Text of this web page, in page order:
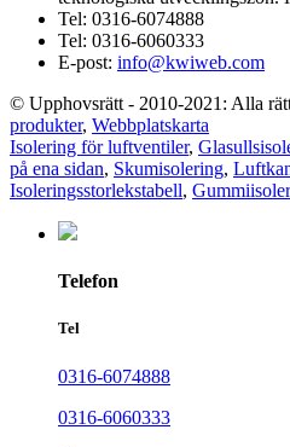
Tel: 0316-6074888
Tel: 0316-6060333
E-post: info@kwiweb.com
© Upphovsrätt - 2010-2021: Alla
produkter, Webbplatskarta
Isolering för luftventiler,
på ena sidan, Skumisolering,
Isoleringsstorlekstabell,
Telefon
Tel
0316-6074888
0316-6060333